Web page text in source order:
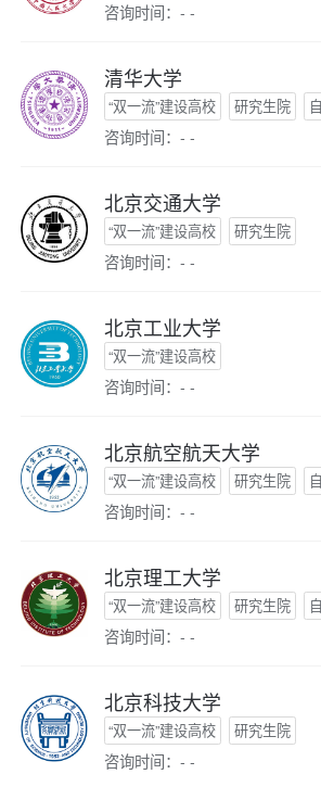
咨询时间：- -
清华大学
“双一流”建设高校 研究生院
咨询时间：- -
北京交通大学
“双一流”建设高校 研究生院
咨询时间：- -
北京工业大学
“双一流”建设高校
咨询时间：- -
北京航空航天大学
“双一流”建设高校 研究生院
咨询时间：- -
北京理工大学
“双一流”建设高校 研究生院
咨询时间：- -
北京科技大学
“双一流”建设高校 研究生院
咨询时间：- -